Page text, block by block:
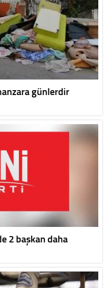
günlerdir
2 başkan daha